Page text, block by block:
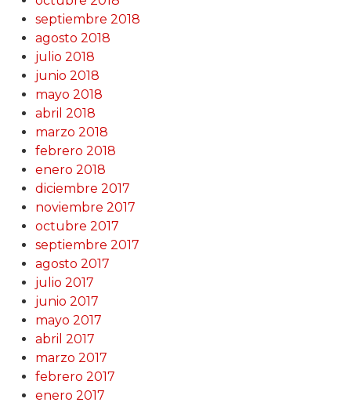
septiembre 2018
agosto 2018
julio 2018
junio 2018
mayo 2018
abril 2018
marzo 2018
febrero 2018
enero 2018
diciembre 2017
noviembre 2017
octubre 2017
septiembre 2017
agosto 2017
julio 2017
junio 2017
mayo 2017
abril 2017
marzo 2017
febrero 2017
enero 2017